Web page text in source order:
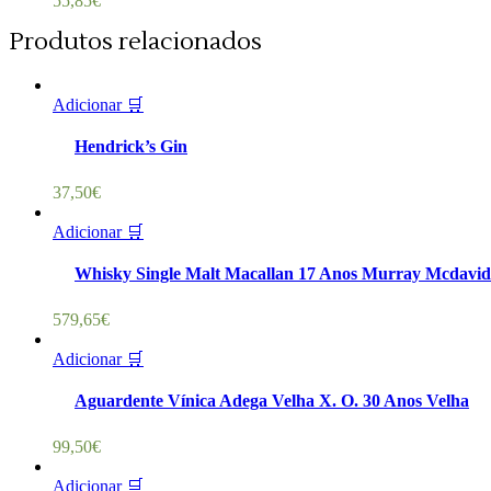
Produtos relacionados
Adicionar 🛒
Hendrick’s Gin
37,50€
Adicionar 🛒
Whisky Single Malt Macallan 17 Anos Murray
579,65€
Adicionar 🛒
Aguardente Vínica Adega Velha X. O. 30 Anos Velha
99,50€
Adicionar 🛒